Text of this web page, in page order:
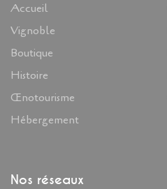
Accueil
Vignoble
Boutique
Histoire
Œnotourisme
Hébergement
Nos réseaux